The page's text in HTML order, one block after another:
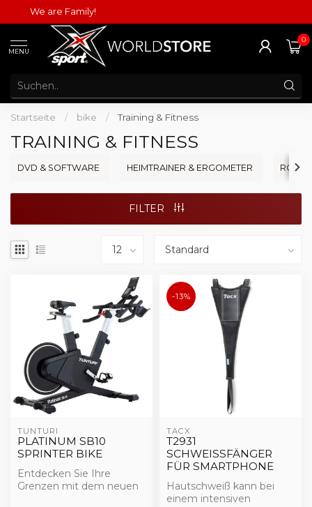
We are Family!
MENU
0
Startseite / bike / Training & Fitness
TRAINING & FITNESS
DVD & SOFTWARE HEIMTRAINER & ERGOMETER
FILTER
TUNTURI
PLATINUM SB10
SPRINTER BIKE
Entdecken Sie Ihre
Grenzen mit dem neuen
-13%
TACX
T2931
SCHWEISSFÄNGER F
ÜR SMARTPHONE
Hautschweiß kann bei
einem intensiven